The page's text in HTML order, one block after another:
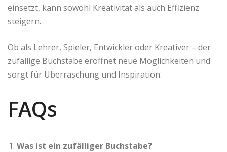
einsetzt, kann sowohl Kreativität als auch Effizienz
steigern.
Ob als Lehrer, Spieler, Entwickler oder Kreativer – der
zufällige Buchstabe eröffnet neue Möglichkeiten und
sorgt für Überraschung und Inspiration.
FAQs
Was ist ein zufälliger Buchstabe?